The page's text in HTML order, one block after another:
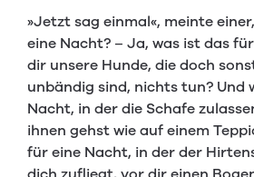
»Jetzt sag einmal«, meinte
eine Nacht? – Ja, was ist das
dir unsere Hunde, die doch
unbändig sind, nichts tun? Und
Nacht, in der die Schafe
ihnen gehst wie auf einem
für eine Nacht, in der der